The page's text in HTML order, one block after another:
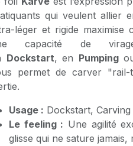
qui veulent allier
léger et rigide maximise
capacité de
Dockstart, en Pumping
permet de carver
Usage : Dockstart,
Le feeling : Une agilité
glisse qui ne sature